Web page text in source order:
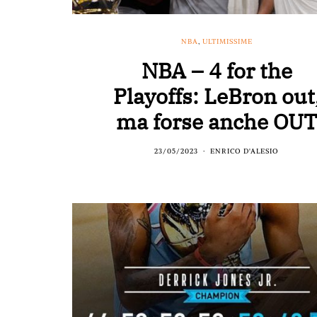
NBA, ULTIMISSIME
NBA – 4 for the
Playoffs: LeBron
ma forse anche OUT
23/05/2023 ENRICO D'ALESIO